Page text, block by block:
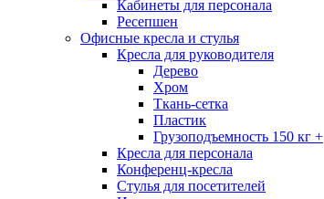
Кабинеты для персонала
Ресепшен
Офисные кресла и стулья
Кресла для руководителя
Дерево
Хром
Ткань-сетка
Пластик
Грузоподъемность 150 кг +
Кресла для персонала
Конференц-кресла
Стулья для посетителей